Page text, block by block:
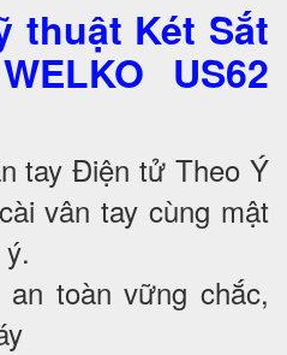
thuật Két Sắt
US62
tay Điện tử Theo Ý
vân tay cùng mật
toàn vững chắc,